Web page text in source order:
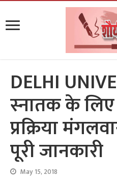
DELHI
स्नातक के
प्रक्रिया
पूरी जानकारी
May 15, 2018